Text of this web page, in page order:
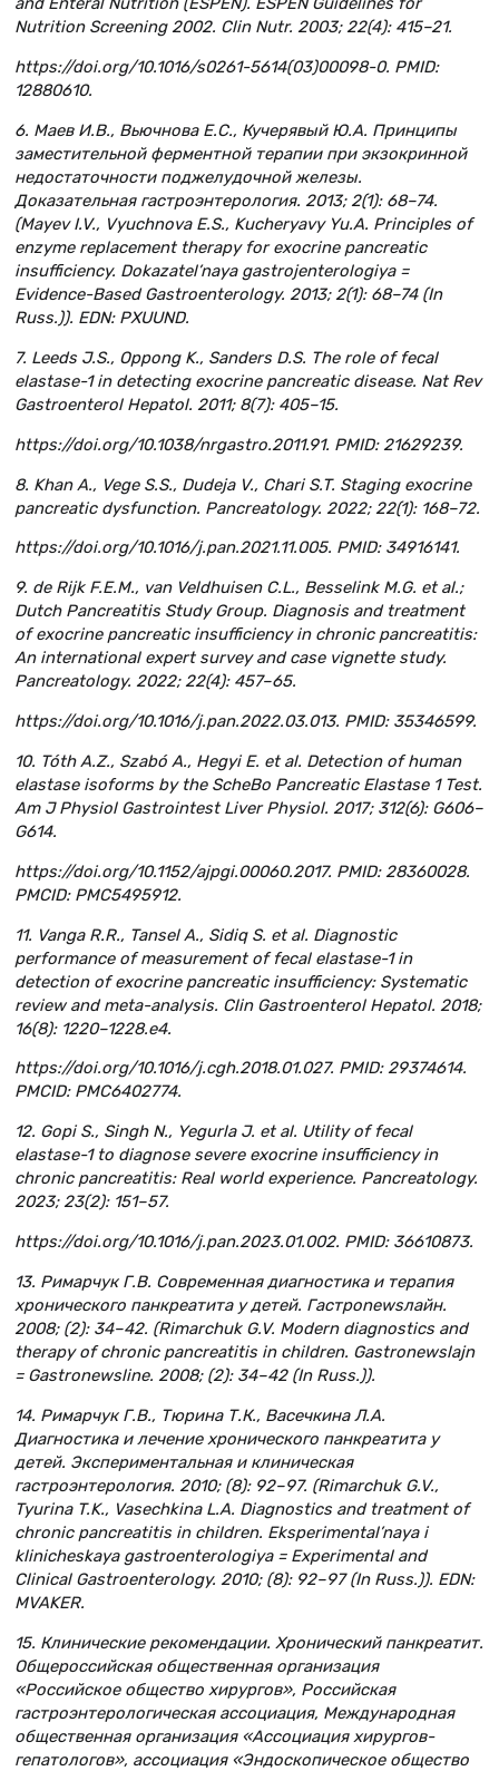
Nutrition Screening 2002. Clin Nutr. 2003; 22(4): 415–21.
https://doi.org/10.1016/s0261-5614(03)00098-0. PMID:
12880610.
6. Маев И.В., Вьючнова Е.С., Кучерявый Ю.А. Принципы
заместительной ферментной терапии при экзокринной
недостаточности поджелудочной железы.
Доказательная гастроэнтерология. 2013; 2(1): 68–74.
(Mayev I.V., Vyuchnova E.S., Kucheryavy Yu.A. Principles of
enzyme replacement therapy for exocrine pancreatic
insufficiency. Dokazatel’naya gastrojenterologiya =
Evidence-Based Gastroenterology. 2013; 2(1): 68–74 (In
Russ.)). EDN: PXUUND.
7. Leeds J.S., Oppong K., Sanders D.S. The role of fecal
elastase-1 in detecting exocrine pancreatic disease. Nat Rev
Gastroenterol Hepatol. 2011; 8(7): 405–15.
https://doi.org/10.1038/nrgastro.2011.91. PMID: 21629239.
8. Khan A., Vege S.S., Dudeja V., Chari S.T. Staging exocrine
pancreatic dysfunction. Pancreatology. 2022; 22(1): 168–72.
https://doi.org/10.1016/j.pan.2021.11.005. PMID: 34916141.
9. de Rijk F.E.M., van Veldhuisen C.L., Besselink M.G. et al.;
Dutch Pancreatitis Study Group. Diagnosis and treatment
of exocrine pancreatic insufficiency in chronic pancreatitis:
An international expert survey and case vignette study.
Pancreatology. 2022; 22(4): 457–65.
https://doi.org/10.1016/j.pan.2022.03.013. PMID: 35346599.
10. Tóth A.Z., Szabó A., Hegyi E. et al. Detection of human
elastase isoforms by the ScheBo Pancreatic Elastase 1 Test.
Am J Physiol Gastrointest Liver Physiol. 2017; 312(6): G606–
G614.
https://doi.org/10.1152/ajpgi.00060.2017. PMID: 28360028.
PMCID: PMC5495912.
11. Vanga R.R., Tansel A., Sidiq S. et al. Diagnostic
performance of measurement of fecal elastase-1 in
detection of exocrine pancreatic insufficiency: Systematic
review and meta-analysis. Clin Gastroenterol Hepatol. 2018;
16(8): 1220–1228.e4.
https://doi.org/10.1016/j.cgh.2018.01.027. PMID: 29374614.
PMCID: PMC6402774.
12. Gopi S., Singh N., Yegurla J. et al. Utility of fecal
elastase-1 to diagnose severe exocrine insufficiency in
chronic pancreatitis: Real world experience. Pancreatology.
2023; 23(2): 151–57.
https://doi.org/10.1016/j.pan.2023.01.002. PMID: 36610873.
13. Римарчук Г.В. Современная диагностика и терапия
хронического панкреатита у детей. Гастроnewsлайн.
2008; (2): 34–42. (Rimarchuk G.V. Modern diagnostics and
therapy of chronic pancreatitis in children. Gastronewslajn
= Gastronewsline. 2008; (2): 34–42 (In Russ.)).
14. Римарчук Г.В., Тюрина Т.К., Васечкина Л.А.
Диагностика и лечение хронического панкреатита у
детей. Экспериментальная и клиническая
гастроэнтерология. 2010; (8): 92–97. (Rimarchuk G.V.,
Tyurina T.K., Vasechkina L.A. Diagnostics and treatment of
chronic pancreatitis in children. Eksperimental’naya i
klinicheskaya gastroenterologiya = Experimental and
Clinical Gastroenterology. 2010; (8): 92–97 (In Russ.)). EDN:
MVAKER.
15. Клинические рекомендации. Хронический панкреатит.
Общероссийская общественная организация
«Российское общество хирургов», Российская
гастроэнтерологическая ассоциация, Международная
общественная организация «Ассоциация хирургов-
гепатологов», ассоциация «Эндоскопическое общество